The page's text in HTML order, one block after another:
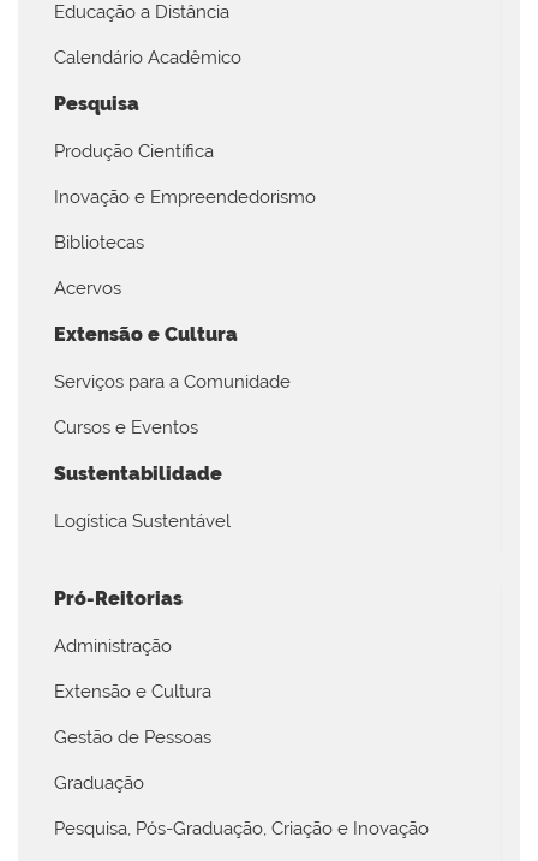
Educação a Distância
Calendário Acadêmico
Pesquisa
Produção Científica
Inovação e Empreendedorismo
Bibliotecas
Acervos
Extensão e Cultura
Serviços para a Comunidade
Cursos e Eventos
Sustentabilidade
Logística Sustentável
Pró-Reitorias
Administração
Extensão e Cultura
Gestão de Pessoas
Graduação
Pesquisa, Pós-Graduação, Criação e Inovação